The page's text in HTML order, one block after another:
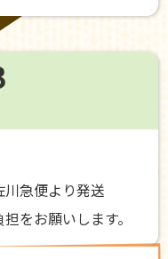
急便より発送
をお願いします。